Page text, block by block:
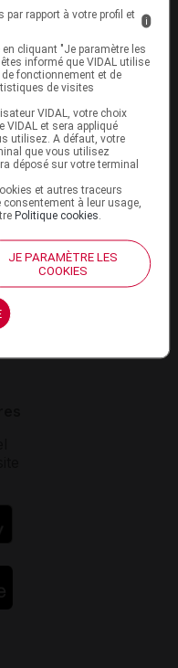
?
par rapport à votre profil et
i
cliquant "Je paramètre les
informé que VIDAL utilise
fonctionnement et de
de visites
VIDAL, votre choix
VIDAL et sera appliqué
utilisez. A défaut, votre
que vous utilisez
déposé sur votre terminal
et autres traceurs
à leur usage,
Politique cookies
JE PARAMÈTRE LES
COOKIES